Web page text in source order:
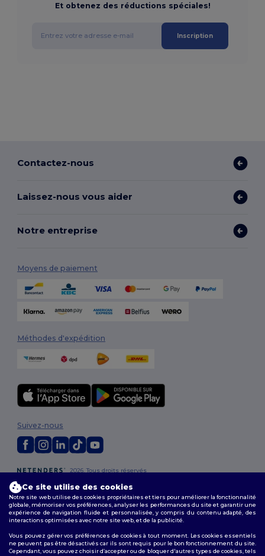
Et obtenez des réductions spéciales!
Inscription
Contactez-nous
Laissez-nous vous aider
Notre entreprise
Moyens de paiement
Méthodes d'expédition
2026. Tous droits réservés
Conditions Générales
Politique de personnalisation
Confidentialité|Politique de Cookies|
Suivez-nous
Bruxelles | Anvers| Mortsel| Malines | Lierre | Turnhout
Ce site utilise des cookies
Notre site web utilise des cookies propriétaires et tiers pour améliorer la fonctionnalité
globale, mémoriser vos préférences, analyser les performances du site et garantir une
expérience de navigation fluide et personnalisée, y compris du contenu adapté, des
interactions optimisées avec notre site web, et de la publicité.
Vous pouvez gérer vos préférences de cookies à tout moment. Les cookies essentiels
ne peuvent pas être désactivés car ils sont requis pour le bon fonctionnement du site.
Cependant, vous pouvez choisir d’accepter ou de bloquer d'autres types de cookies, tels